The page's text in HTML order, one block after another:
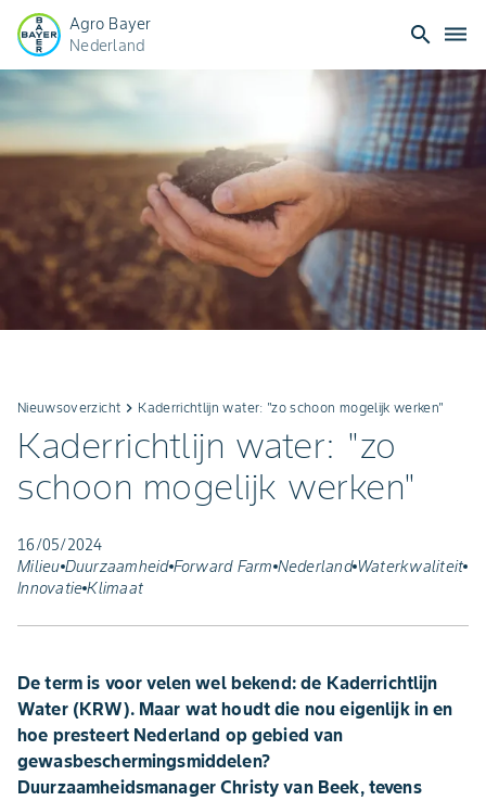
Agro Bayer
Nederland
search dehaze
Nieuwsoverzicht keyboard_arrow_right Kaderrichtlijn water: "zo schoon mogelijk werken"
Kaderrichtlijn water: "zo
schoon mogelijk werken"
16/05/2024
Milieu Duurzaamheid Forward Farm Nederland Waterkwaliteit
Innovatie Klimaat
De term is voor velen wel bekend: de Kaderrichtlijn
Water (KRW). Maar wat houdt die nou eigenlijk in en
hoe presteert Nederland op gebied van
gewasbeschermingsmiddelen?
Duurzaamheidsmanager Christy van Beek, tevens